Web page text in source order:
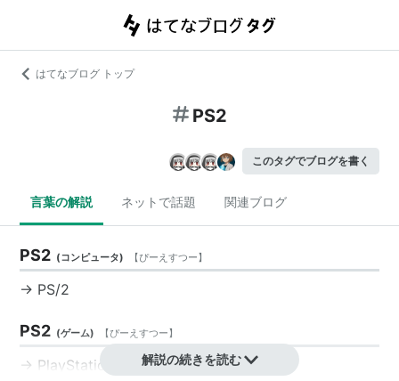
はてなブログ トップ
PS2
このタグでブログを書く
言葉の解説 ネットで話題 関連ブログ
PS2 (コンピュータ) 【ぴーえすつー】
→ PS/2
PS2 (ゲーム) 【ぴーえすつー】
→ PlayStation 2 解説の続きを読む